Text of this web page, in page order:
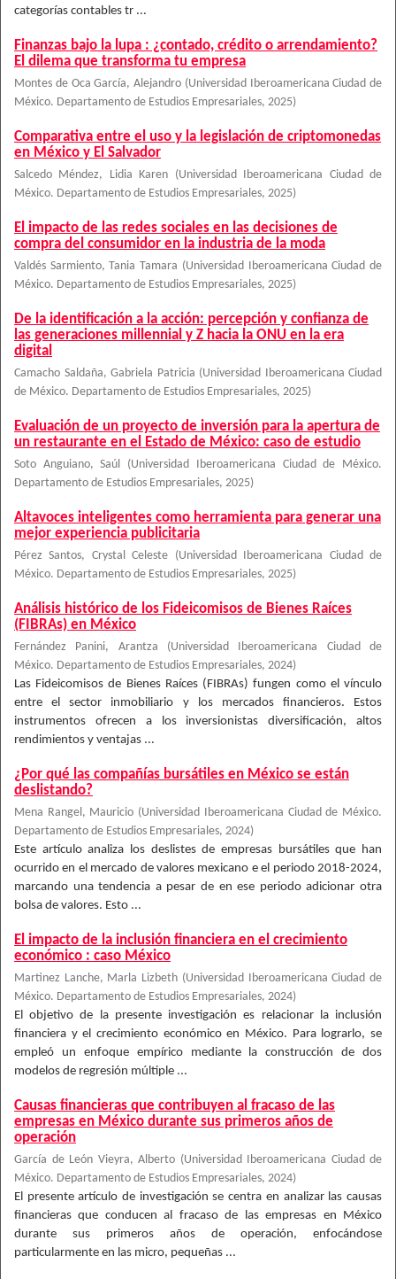
categorías contables tr ...
Finanzas bajo la lupa : ¿contado, crédito o arrendamiento?
El dilema que transforma tu empresa
Montes de Oca García, Alejandro (Universidad Iberoamericana Ciudad de
México. Departamento de Estudios Empresariales, 2025)
Comparativa entre el uso y la legislación de criptomonedas
en México y El Salvador
Salcedo Méndez, Lidia Karen (Universidad Iberoamericana Ciudad de
México. Departamento de Estudios Empresariales, 2025)
El impacto de las redes sociales en las decisiones de
compra del consumidor en la industria de la moda
Valdés Sarmiento, Tania Tamara (Universidad Iberoamericana Ciudad de
México. Departamento de Estudios Empresariales, 2025)
De la identificación a la acción: percepción y confianza de
las generaciones millennial y Z hacia la ONU en la era
digital
Camacho Saldaña, Gabriela Patricia (Universidad Iberoamericana Ciudad
de México. Departamento de Estudios Empresariales, 2025)
Evaluación de un proyecto de inversión para la apertura de
un restaurante en el Estado de México: caso de estudio
Soto Anguiano, Saúl (Universidad Iberoamericana Ciudad de México.
Departamento de Estudios Empresariales, 2025)
Altavoces inteligentes como herramienta para generar una
mejor experiencia publicitaria
Pérez Santos, Crystal Celeste (Universidad Iberoamericana Ciudad de
México. Departamento de Estudios Empresariales, 2025)
Análisis histórico de los Fideicomisos de Bienes Raíces
(FIBRAs) en México
Fernández Panini, Arantza (Universidad Iberoamericana Ciudad de
México. Departamento de Estudios Empresariales, 2024)
Las Fideicomisos de Bienes Raíces (FIBRAs) fungen como el vínculo
entre el sector inmobiliario y los mercados financieros. Estos
instrumentos ofrecen a los inversionistas diversificación, altos
rendimientos y ventajas ...
¿Por qué las compañías bursátiles en México se están
deslistando?
Mena Rangel, Mauricio (Universidad Iberoamericana Ciudad de México.
Departamento de Estudios Empresariales, 2024)
Este artículo analiza los deslistes de empresas bursátiles que han
ocurrido en el mercado de valores mexicano e el periodo 2018-2024,
marcando una tendencia a pesar de en ese periodo adicionar otra
bolsa de valores. Esto ...
El impacto de la inclusión financiera en el crecimiento
económico : caso México
Martinez Lanche, Marla Lizbeth (Universidad Iberoamericana Ciudad de
México. Departamento de Estudios Empresariales, 2024)
El objetivo de la presente investigación es relacionar la inclusión
financiera y el crecimiento económico en México. Para lograrlo, se
empleó un enfoque empírico mediante la construcción de dos
modelos de regresión múltiple ...
Causas financieras que contribuyen al fracaso de las
empresas en México durante sus primeros años de
operación
García de León Vieyra, Alberto (Universidad Iberoamericana Ciudad de
México. Departamento de Estudios Empresariales, 2024)
El presente artículo de investigación se centra en analizar las causas
financieras que conducen al fracaso de las empresas en México
durante sus primeros años de operación, enfocándose
particularmente en las micro, pequeñas ...